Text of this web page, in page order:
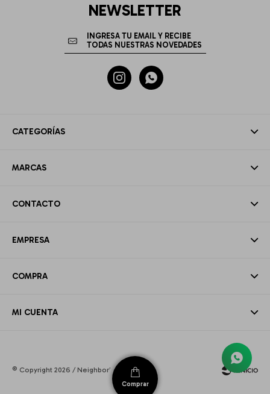
CATEGORÍAS
MARCAS
CONTACTO
EMPRESA
COMPRA
MI CUENTA
NEWSLETTER
 
© Copyright 2026 / Neighborhood